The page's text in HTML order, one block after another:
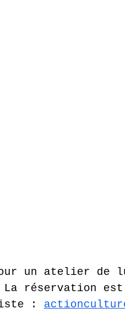
un atelier de
La réservation
: